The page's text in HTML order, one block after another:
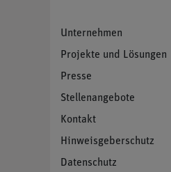
Unternehmen
Projekte und Lösungen
Presse
Stellenangebote
Kontakt
Hinweisgeberschutz
Datenschutz